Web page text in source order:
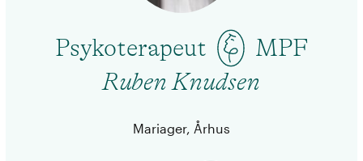
Psykoterapeut
MPF
Ruben Knudsen
Mariager, Århus